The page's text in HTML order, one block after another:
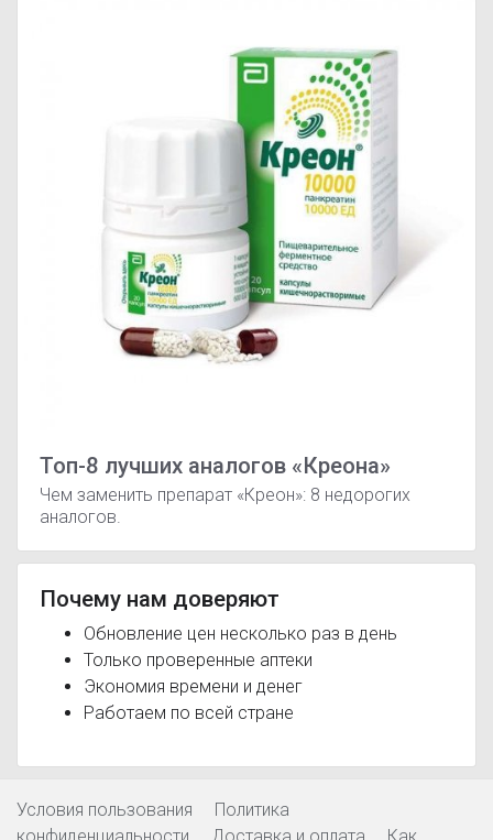
Топ-8 лучших аналогов «Креона»
Чем заменить препарат «Креон»: 8 недорогих
аналогов.
Почему нам доверяют
Обновление цен несколько раз в день
Только проверенные аптеки
Экономия времени и денег
Работаем по всей стране
Условия пользования
Политика
конфиденциальности
Доставка и оплата Как